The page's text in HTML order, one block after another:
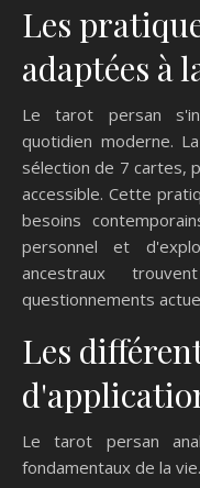
Les
adaptées à
Le tarot persan
quotidien moderne.
sélection de 7 cartes,
accessible. Cette
besoins
personnel et
ancestraux
questionnements
Les
Le tarot persan
fondamentaux de la